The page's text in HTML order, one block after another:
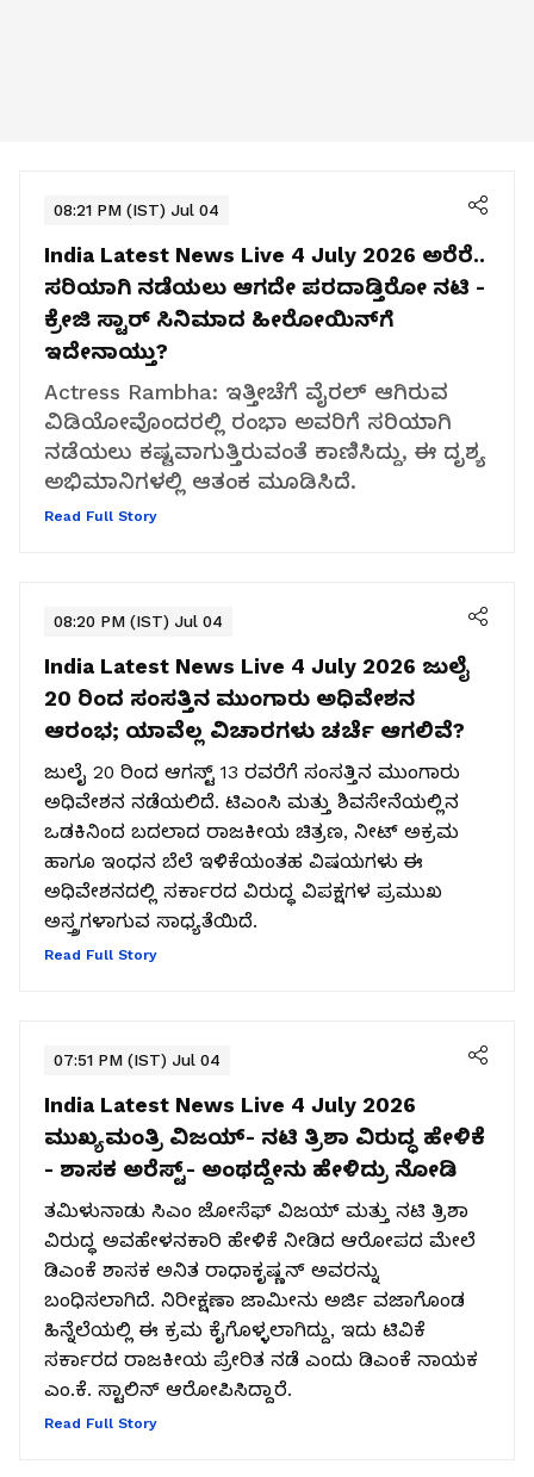
08:21 PM (IST) Jul 04
India Latest News Live 4 July 2026 ಅರೆರೆ..
ಸರಿಯಾಗಿ ನಡೆಯಲು ಆಗದೇ ಪರದಾಡ್ತಿರೋ ನಟಿ -
ಕ್ರೇಜಿ ಸ್ಟಾರ್‌ ಸಿನಿಮಾದ ಹೀರೋಯಿನ್‌ಗೆ
ಇದೇನಾಯ್ತು?
Actress Rambha: ಇತ್ತೀಚೆಗೆ ವೈರಲ್ ಆಗಿರುವ
ವಿಡಿಯೋವೊಂದರಲ್ಲಿ ರಂಭಾ ಅವರಿಗೆ ಸರಿಯಾಗಿ
ನಡೆಯಲು ಕಷ್ಟವಾಗುತ್ತಿರುವಂತೆ ಕಾಣಿಸಿದ್ದು, ಈ ದೃಶ್ಯ
ಅಭಿಮಾನಿಗಳಲ್ಲಿ ಆತಂಕ ಮೂಡಿಸಿದೆ.
Read Full Story
08:20 PM (IST) Jul 04
India Latest News Live 4 July 2026 ಜುಲೈ
20 ರಿಂದ ಸಂಸತ್ತಿನ ಮುಂಗಾರು ಅಧಿವೇಶನ
ಆರಂಭ; ಯಾವೆಲ್ಲ ವಿಚಾರಗಳು ಚರ್ಚೆ ಆಗಲಿವೆ?
ಜುಲೈ 20 ರಿಂದ ಆಗಸ್ಟ್ 13 ರವರೆಗೆ ಸಂಸತ್ತಿನ ಮುಂಗಾರು
ಅಧಿವೇಶನ ನಡೆಯಲಿದೆ. ಟಿಎಂಸಿ ಮತ್ತು ಶಿವಸೇನೆಯಲ್ಲಿನ
ಒಡಕಿನಿಂದ ಬದಲಾದ ರಾಜಕೀಯ ಚಿತ್ರಣ, ನೀಟ್ ಅಕ್ರಮ
ಹಾಗೂ ಇಂಧನ ಬೆಲೆ ಇಳಿಕೆಯಂತಹ ವಿಷಯಗಳು ಈ
ಅಧಿವೇಶನದಲ್ಲಿ ಸರ್ಕಾರದ ವಿರುದ್ಧ ವಿಪಕ್ಷಗಳ ಪ್ರಮುಖ
ಅಸ್ತ್ರಗಳಾಗುವ ಸಾಧ್ಯತೆಯಿದೆ.
Read Full Story
07:51 PM (IST) Jul 04
India Latest News Live 4 July 2026
ಮುಖ್ಯಮಂತ್ರಿ ವಿಜಯ್​- ನಟಿ ತ್ರಿಶಾ ವಿರುದ್ಧ ಹೇಳಿಕೆ
- ಶಾಸಕ ಅರೆಸ್ಟ್​- ಅಂಥದ್ದೇನು ಹೇಳಿದ್ರು ನೋಡಿ
ತಮಿಳುನಾಡು ಸಿಎಂ ಜೋಸೆಫ್ ವಿಜಯ್ ಮತ್ತು ನಟಿ ತ್ರಿಶಾ
ವಿರುದ್ಧ ಅವಹೇಳನಕಾರಿ ಹೇಳಿಕೆ ನೀಡಿದ ಆರೋಪದ ಮೇಲೆ
ಡಿಎಂಕೆ ಶಾಸಕ ಅನಿತ ರಾಧಾಕೃಷ್ಣನ್ ಅವರನ್ನು
ಬಂಧಿಸಲಾಗಿದೆ. ನಿರೀಕ್ಷಣಾ ಜಾಮೀನು ಅರ್ಜಿ ವಜಾಗೊಂಡ
ಹಿನ್ನೆಲೆಯಲ್ಲಿ ಈ ಕ್ರಮ ಕೈಗೊಳ್ಳಲಾಗಿದ್ದು, ಇದು ಟಿವಿಕೆ
ಸರ್ಕಾರದ ರಾಜಕೀಯ ಪ್ರೇರಿತ ನಡೆ ಎಂದು ಡಿಎಂಕೆ ನಾಯಕ
ಎಂ.ಕೆ. ಸ್ಟಾಲಿನ್ ಆರೋಪಿಸಿದ್ದಾರೆ.
Read Full Story